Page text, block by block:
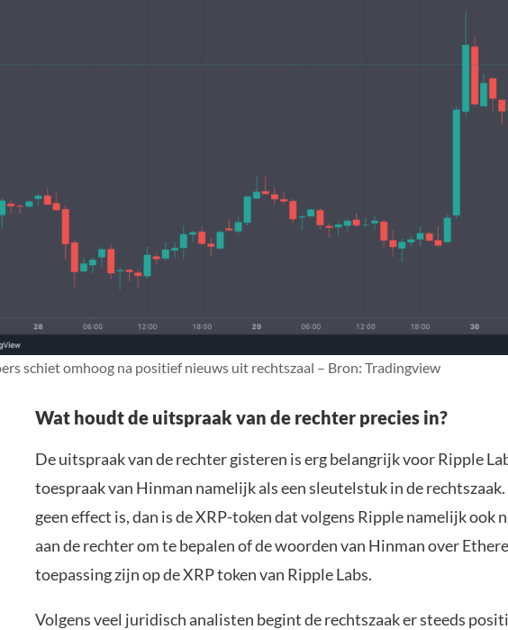
schiet omhoog na positief nieuws uit rechtszaal – Bron: Tradingview
Wat houdt de uitspraak van de rechter precies in?
De uitspraak van de rechter gisteren is erg belangrijk voor Ripple
toespraak van Hinman namelijk als een sleutelstuk in de
geen effect is, dan is de XRP-token dat volgens Ripple namelijk ook
aan de rechter om te bepalen of de woorden van Hinman over
toepassing zijn op de XRP token van Ripple Labs.
Volgens veel juridisch analisten begint de rechtszaak er steeds